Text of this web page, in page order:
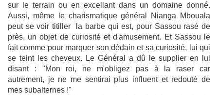
sur le terrain ou en excellant dans un domaine donné.
Aussi, même le charismatique général Nianga Mbouala
peut se voir titiller la barbe qui est, pour Sassou rasé de
près, un objet de curiosité et d'amusement. Et Sassou le
fait comme pour marquer son dédain et sa curiosité, lui qui
se teint les cheveux. Le Général a dû le supplier en lui
disant : "Mon roi, ne m'obligez pas à la raser car
autrement, je ne me sentirai plus influent et redouté de
mes subalternes !"